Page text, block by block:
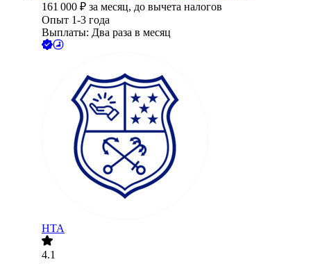
161 000 ₽ за месяц, до вычета налогов
Опыт 1-3 года
Выплаты: Два раза в месяц
НТА
4.1